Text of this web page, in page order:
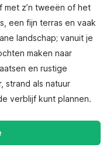
z’n tweeën of het
een fijn terras en vaak
landschap; vanuit je
maken naar
en rustige
strand als natuur
verblijf kunt plannen.